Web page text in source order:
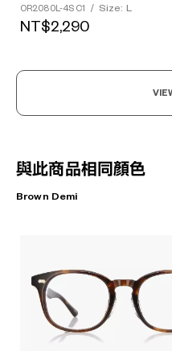
OR2080L-4S C1 / Size: L
NT$2,290
與此商品相同顏色
Brown Demi